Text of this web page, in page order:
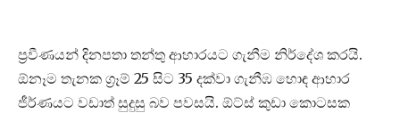
ප්‍රවීණයන් දිනපතා තන්තු ආහාරයට ගැනීම නිර්දේශ කරයි.
ඕනෑම තැනක ග්‍රෑම් 25 සිට 35 දක්වා ගැනීඹ හොඳ ආහාර
ජීර්ණයට වඩාත් සුදුසු බව පවසයි. ඕට්ස් කුඩා කොටසක